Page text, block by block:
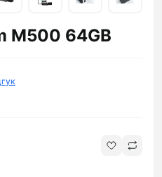
M500 64GB